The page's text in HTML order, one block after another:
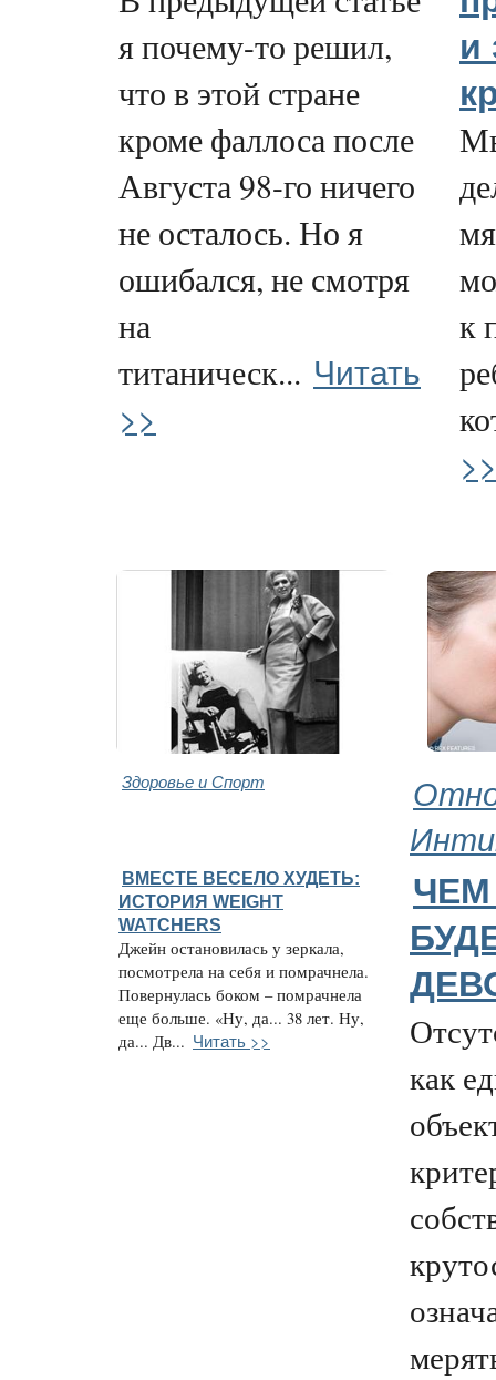
я почему-то решил,
что в этой стране
кроме фаллоса после
Августа 98-го ничего
не осталось. Но я
ошибался, не смотря
на
титаническ... Читать
>>
и
к
>>
Здоровье и Спорт
ВМЕСТЕ ВЕСЕЛО ХУДЕТЬ:
ИСТОРИЯ WEIGHT
WATCHERS
Джейн остановилась у зеркала,
посмотрела на себя и помрачнела.
Повернулась боком – помрачнела
еще больше. «Ну, да... 38 лет. Ну,
да... Дв... Читать >>
как